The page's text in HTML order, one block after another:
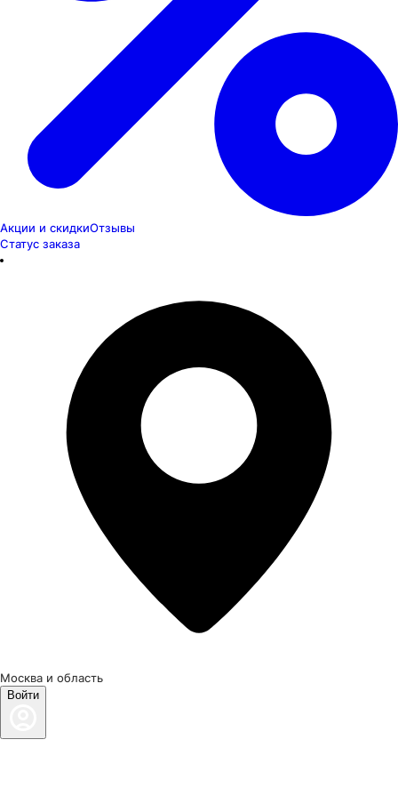
Акции и скидкиОтзывы
Статус заказа
Москва и область
Войти